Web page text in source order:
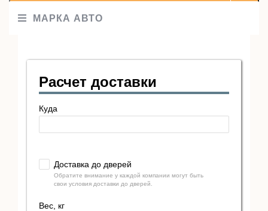
МАРКА АВТО
Расчет доставки
Куда
Доставка до дверей
Обратите внимание у каждой компании могут быть
свои условия доставки до дверей.
Вес, кг